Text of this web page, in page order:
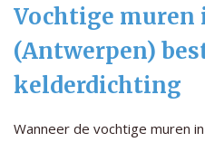
Vochtige muren
(Antwerpen)
kelderdichting
Wanneer de vochtige muren